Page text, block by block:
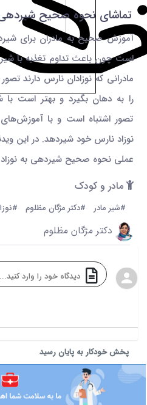
تماشای نحوه صحیح شیردهی
آموزش صحیح به مادران برای
است چون باعث تداوم تغذیه با
مادرانی که نوزادان نارس دارند
را به دهان بگیرد و بهتر است
تصور اشتباه است و با
نوزاد نارس خود شیردهد. در این
عملی نحوه صحیح شیردهی به
مادر و کودک
#شیر مادر #دکتر مژگان مظلوم
دکتر مژگان مظلوم
پخش خودکار به پایان رسید